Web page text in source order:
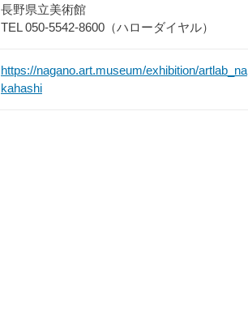
長野県立美術館
TEL 050-5542-8600（ハローダイヤル）
https://nagano.art.museum/exhibition/artlab_na
kahashi